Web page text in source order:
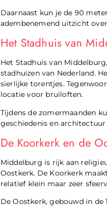
Daarnaast kun je de 90
adembenemend uitzicht
Het Stadhuis van
Het Stadhuis van
stadhuizen van Nederland.
sierlijke torentjes.
locatie voor bruiloften.
Tijdens de zomermaanden
geschiedenis en
De Koorkerk en de
Middelburg is rijk aan
Oostkerk. De Koorkerk
relatief klein maar zeer
De Oostkerk, gebouwd in de